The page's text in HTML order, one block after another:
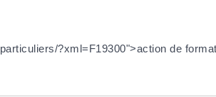
?xml=F19300">action de